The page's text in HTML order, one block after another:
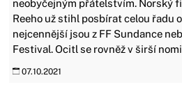
neobyčejným přátelstvím. Norský
Reeho už stihl posbírat celou řadu
nejcennější jsou z FF Sundance
Festival. Ocitl se rovněž v širší
07.10.2021